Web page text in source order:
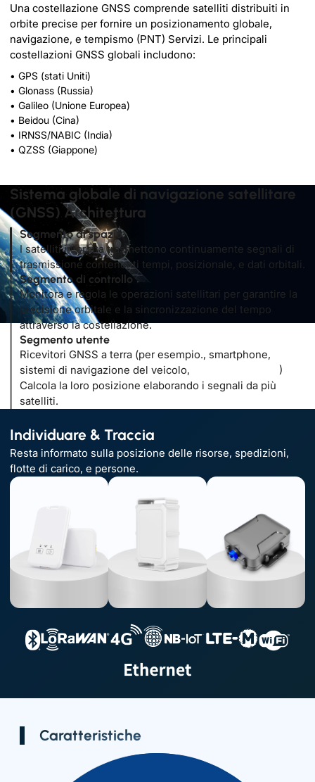
Una costellazione GNSS comprende satelliti distribuiti in
orbite precise per fornire un posizionamento globale,
navigazione, e tempismo (PNT) Servizi. Le principali
costellazioni GNSS globali includono:
• GPS (stati Uniti)
• Glonass (Russia)
• Galileo (Unione Europea)
• Beidou (Cina)
• IRNSS/NABIC (India)
• QZSS (Giappone)
Sistema globale di navigazione satellitare
(GNSS) Architettura
Segmento di spazio
I satelliti in orbita trasmettono continuamente segnali di
trasmissione contenenti tempi, posizionale, e dati orbitali.
Segmento di controllo
Monitora e regola le operazioni satellitari per garantire la
precisione orbitale e la sincronizzazione del tempo
attraverso la costellazione.
Segmento utente
Ricevitori GNSS a terra (per esempio., smartphone,
sistemi di navigazione del veicolo,
)
Calcola la loro posizione elaborando i segnali da più
satelliti.
Individuare & Traccia
Resta informato sulla posizione delle risorse, spedizioni,
flotte di carico, e persone.
Distintivo di
posizione
intelligente
Tracker GPS
all'aperto
Caratteristiche